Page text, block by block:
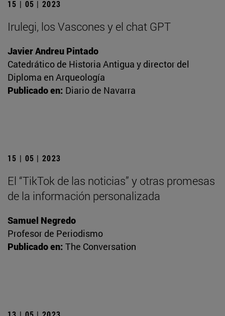
15 | 05 | 2023
Irulegi, los Vascones y el chat GPT
Javier Andreu Pintado
Catedrático de Historia Antigua y director del
Diploma en Arqueología
Publicado en: Diario de Navarra
15 | 05 | 2023
El “TikTok de las noticias” y otras promesas
de la información personalizada
Samuel Negredo
Profesor de Periodismo
Publicado en: The Conversation